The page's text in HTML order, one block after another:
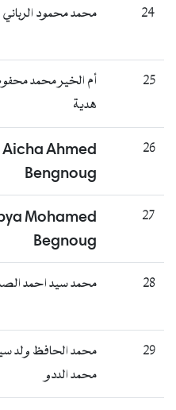
محمد محمود الرباني
أم الخير محمد محفوظ
Aicha Ahmed
Bengnoug
Dabya Mohamed
Begnoug
محمد سيد احمد الصديق
محمد الحافظ ولد سيدي
محمد الددو